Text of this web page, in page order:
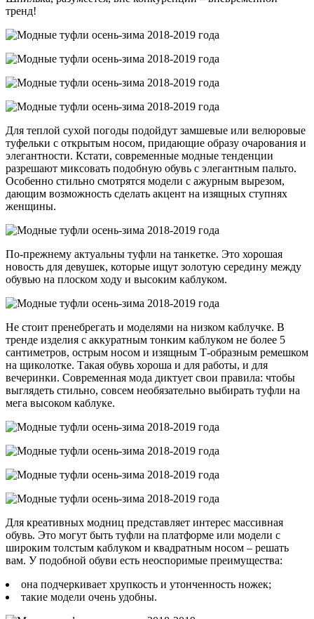
тренд!
Для теплой сухой погоды подойдут замшевые или велюровые
туфельки с открытым носом, придающие образу очарования и
элегантности. Кстати, современные модные тенденции
разрешают миксовать подобную обувь с элегантным пальто.
Особенно стильно смотрятся модели с ажурным вырезом,
дающим возможность сделать акцент на изящных ступнях
женщины.
По-прежнему актуальны туфли на танкетке. Это хорошая
новость для девушек, которые ищут золотую середину между
обувью на плоском ходу и высоким каблуком.
Не стоит пренебрегать и моделями на низком каблучке. В
тренде изделия с аккуратным тонким каблуком не более 5
сантиметров, острым носом и изящным Т-образным ремешком
на щиколотке. Такая обувь хороша и для работы, и для
вечеринки. Современная мода диктует свои правила: чтобы
выглядеть стильно, совсем необязательно выбирать туфли на
мега высоком каблуке.
Для креативных модниц представляет интерес массивная
обувь. Это могут быть туфли на платформе или модели с
широким толстым каблуком и квадратным носом – решать
вам. У подобной обуви есть неоспоримые преимущества:
она подчеркивает хрупкость и утонченность ножек;
такие модели очень удобны.